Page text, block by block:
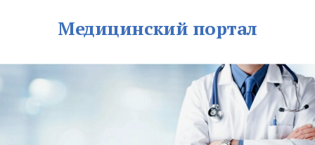
Медицинский портал